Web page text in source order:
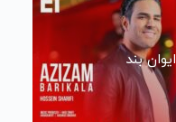
ایوان بند